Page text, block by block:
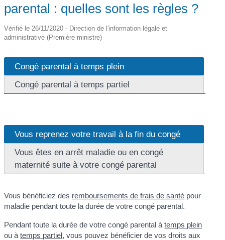
parental : quelles sont les règles ?
Vérifié le 26/11/2020 - Direction de l'information légale et
administrative (Première ministre)
Congé parental à temps plein
Congé parental à temps partiel
Vous reprenez votre travail à la fin du congé
Vous êtes en arrêt maladie ou en congé
maternité suite à votre congé parental
Vous bénéficiez des remboursements de frais de santé pour
maladie pendant toute la durée de votre congé parental.
Pendant toute la durée de votre congé parental àtemps plein
ou àtemps partiel, vous pouvez bénéficier de vos droits aux